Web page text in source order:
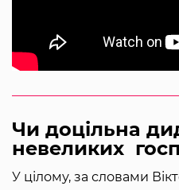
Чи доцільна
невеликих
У цілому, за словами